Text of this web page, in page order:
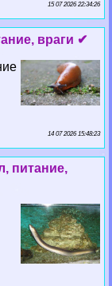
15 07 2026 22:34:26
враги ✔
14 07 2026 15:48:23
питание,